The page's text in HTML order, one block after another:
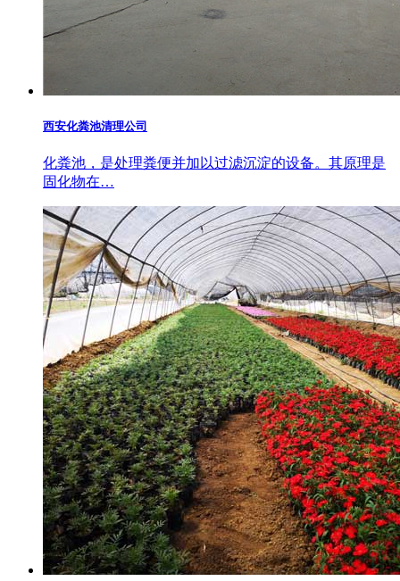
西安化粪池清理公司
化粪池，是处理粪便并加以过滤沉淀的设备。其原理是
固化物在…